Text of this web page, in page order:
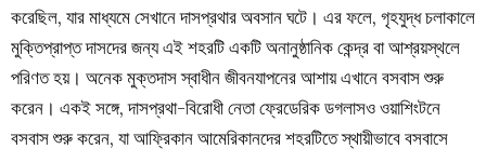
করেছিল, যার মাধ্যমে সেখানে দাসপ্রথার অবসান ঘটে। এর ফলে, গৃহযুদ্ধ চলাকালে
মুক্তিপ্রাপ্ত দাসদের জন্য এই শহরটি একটি অনানুষ্ঠানিক কেন্দ্র বা আশ্রয়স্থলে
পরিণত হয়। অনেক মুক্তদাস স্বাধীন জীবনযাপনের আশায় এখানে বসবাস শুরু
করেন। একই সঙ্গে, দাসপ্রথা-বিরোধী নেতা ফ্রেডেরিক ডগলাসও ওয়াশিংটনে
বসবাস শুরু করেন, যা আফ্রিকান আমেরিকানদের শহরটিতে স্থায়ীভাবে বসবাসে